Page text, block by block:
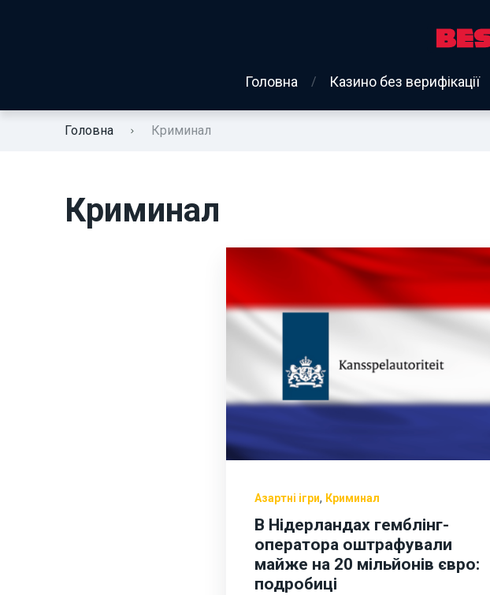
Головна Казино без верифікації
Головна Криминал
Криминал
Азартні ігри, Криминал
В Нідерландах гемблінг-
оператора оштрафували
майже на 20 мільйонів євро:
подробиці